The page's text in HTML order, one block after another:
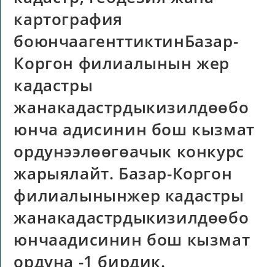
картография
боюнчаагенттиктинБазар-
Коргон филиалынын жер
кадастры
жанакадастрдыкизилдөөбо
юнча адисинин бош кызмат
ордунээлөөгөачык конкурс
жарыялайт. Базар-Коргон
филиалынынжер кадастры
жанакадастрдыкизилдөөбо
юнчаадисинин бош кызмат
ордуна -1 бирдик.